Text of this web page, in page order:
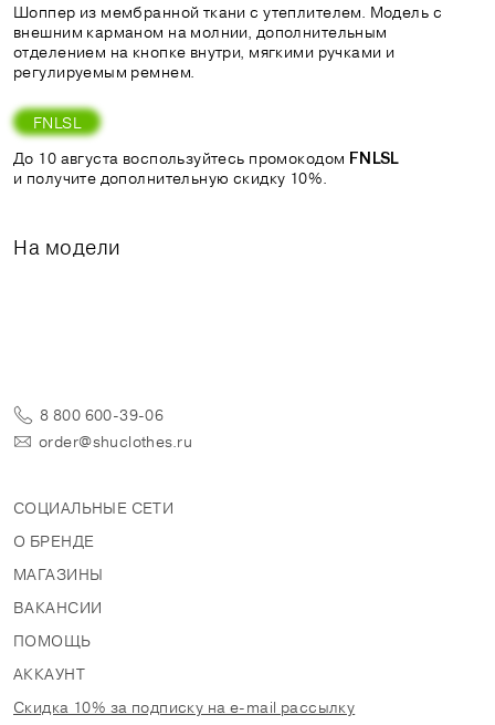
Шоппер из мембранной ткани с утеплителем. Модель с
внешним карманом на молнии, дополнительным
отделением на кнопке внутри, мягкими ручками и
регулируемым ремнем.
FNLSL
До 10 августа воспользуйтесь промокодом FNLSL
и получите дополнительную скидку 10%.
На модели
8 800 600-39-06
order@shuclothes.ru
СОЦИАЛЬНЫЕ СЕТИ
О БРЕНДЕ
МАГАЗИНЫ
ВАКАНСИИ
ПОМОЩЬ
АККАУНТ
Скидка 10% за подписку на e-mail рассылку